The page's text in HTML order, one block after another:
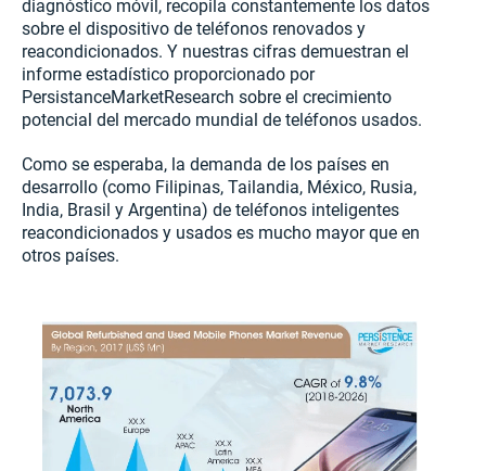
diagnóstico móvil, recopila constantemente los datos
sobre el dispositivo de teléfonos renovados y
reacondicionados. Y nuestras cifras demuestran el
informe estadístico proporcionado por
PersistanceMarketResearch sobre el crecimiento
potencial del mercado mundial de teléfonos usados.
Como se esperaba, la demanda de los países en
desarrollo (como Filipinas, Tailandia, México, Rusia,
India, Brasil y Argentina) de teléfonos inteligentes
reacondicionados y usados es mucho mayor que en
otros países.